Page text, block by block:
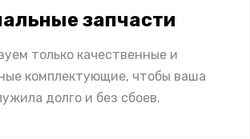
запчасти
только качественные и
комплектующие, чтобы ваша
долго и без сбоев.